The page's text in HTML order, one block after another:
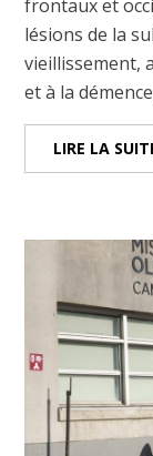
frontaux et
lésions de la
vieillissement,
et à la
LIRE LA